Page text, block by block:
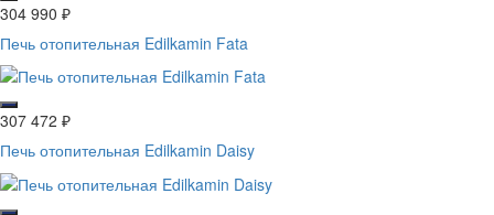
304 990 ₽
Печь отопительная Edilkamin Fata
307 472 ₽
Печь отопительная Edilkamin Daisy